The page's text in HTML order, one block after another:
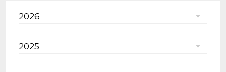
2026
2025